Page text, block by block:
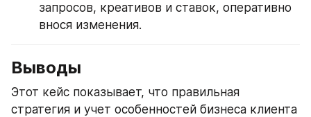
запросов, креативов и ставок, оперативно
внося изменения.
Выводы
Этот кейс показывает, что правильная
стратегия и учет особенностей бизнеса клиента